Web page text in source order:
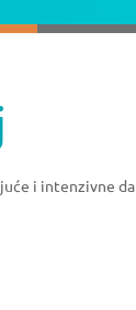
i intenzivne da